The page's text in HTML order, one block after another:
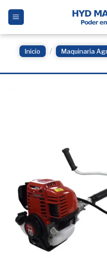
Inicio / Maquinaria